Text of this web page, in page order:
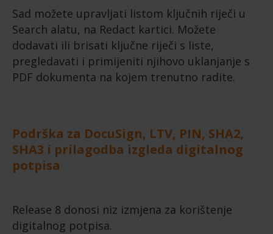
Sad možete upravljati listom ključnih riječi u
Search alatu, na Redact kartici. Možete
dodavati ili brisati ključne riječi s liste,
pregledavati i primijeniti njihovo uklanjanje s
PDF dokumenta na kojem trenutno radite.
Podrška za DocuSign, LTV, PIN, SHA2,
SHA3 i prilagodba izgleda digitalnog
potpisa
Release 8 donosi niz izmjena za korištenje
digitalnog potpisa.